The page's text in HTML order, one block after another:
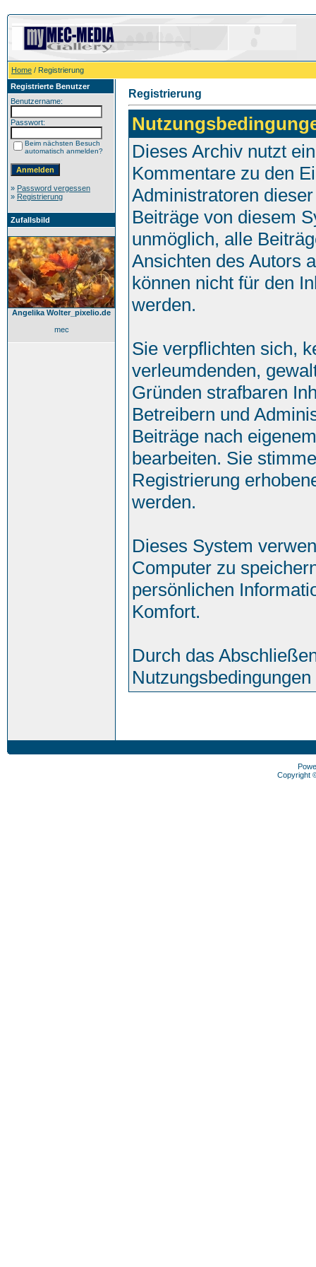
Home / Registrierung
Registrierte Benutzer
Benutzername:
Passwort:
Beim nächsten Besuch
automatisch anmelden?
» Password vergessen
» Registrierung
Zufallsbild
Angelika Wolter_pixelio.de
mec
Registrierung
Dieses Archiv nutzt
Kommentare zu den
Administratoren
Beiträge von diesem
unmöglich, alle
Ansichten des Autors
können nicht für den
werden.
Sie verpflichten sich,
verleumdenden,
Gründen strafbaren
Betreibern und
Beiträge nach
bearbeiten. Sie
Registrierung
werden.
Dieses System
Computer zu
persönlichen
Komfort.
Durch das
Nutzungsbedingungen
Copyright